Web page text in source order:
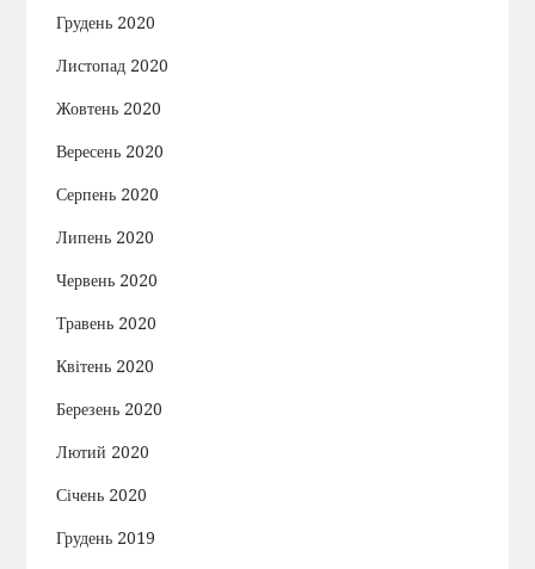
Грудень 2020
Листопад 2020
Жовтень 2020
Вересень 2020
Серпень 2020
Липень 2020
Червень 2020
Травень 2020
Квітень 2020
Березень 2020
Лютий 2020
Січень 2020
Грудень 2019